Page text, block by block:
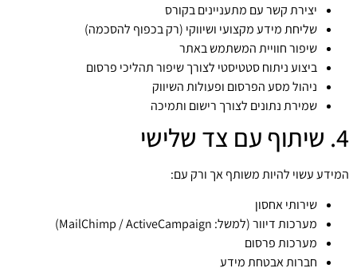
יצירת קשר עם מתעניינים בקורס
שליחת מידע מקצועי ושיווקי (רק בכפוף להסכמה)
שיפור חוויית המשתמש באתר
ביצוע ניתוח סטטיסטי לצורך שיפור תהליכי פרסום
ניהול מסע הפרסום ופעולות השיווק
שמירת נתונים לצורך רישום ותמיכה
4. שיתוף עם צד שלישי
המידע עשוי להיות משותף אך ורק עם:
שירותי אחסון
מערכות דיוור (למשל: MailChimp / ActiveCampaign)
מערכות פרסום
חברות אבטחת מידע